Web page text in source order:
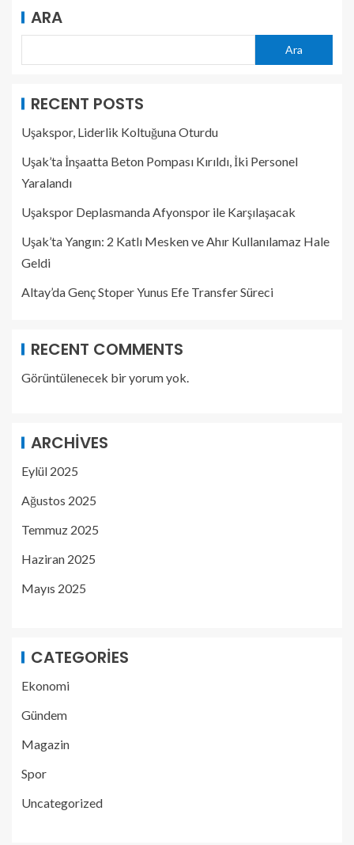
ARA
Ara
RECENT POSTS
Uşakspor, Liderlik Koltuğuna Oturdu
Uşak’ta İnşaatta Beton Pompası Kırıldı, İki Personel
Yaralandı
Uşakspor Deplasmanda Afyonspor ile Karşılaşacak
Uşak’ta Yangın: 2 Katlı Mesken ve Ahır Kullanılamaz Hale
Geldi
Altay’da Genç Stoper Yunus Efe Transfer Süreci
RECENT COMMENTS
Görüntülenecek bir yorum yok.
ARCHIVES
Eylül 2025
Ağustos 2025
Temmuz 2025
Haziran 2025
Mayıs 2025
CATEGORIES
Ekonomi
Gündem
Magazin
Spor
Uncategorized